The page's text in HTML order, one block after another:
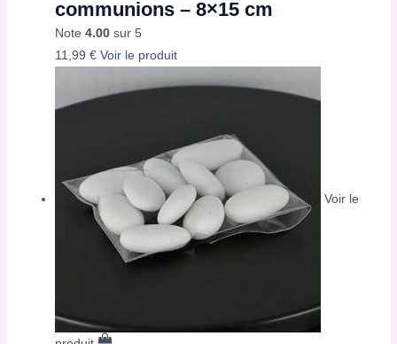
communions – 8×15 cm
Note4.00 sur 5
11,99€ Voir le produit
Voir le